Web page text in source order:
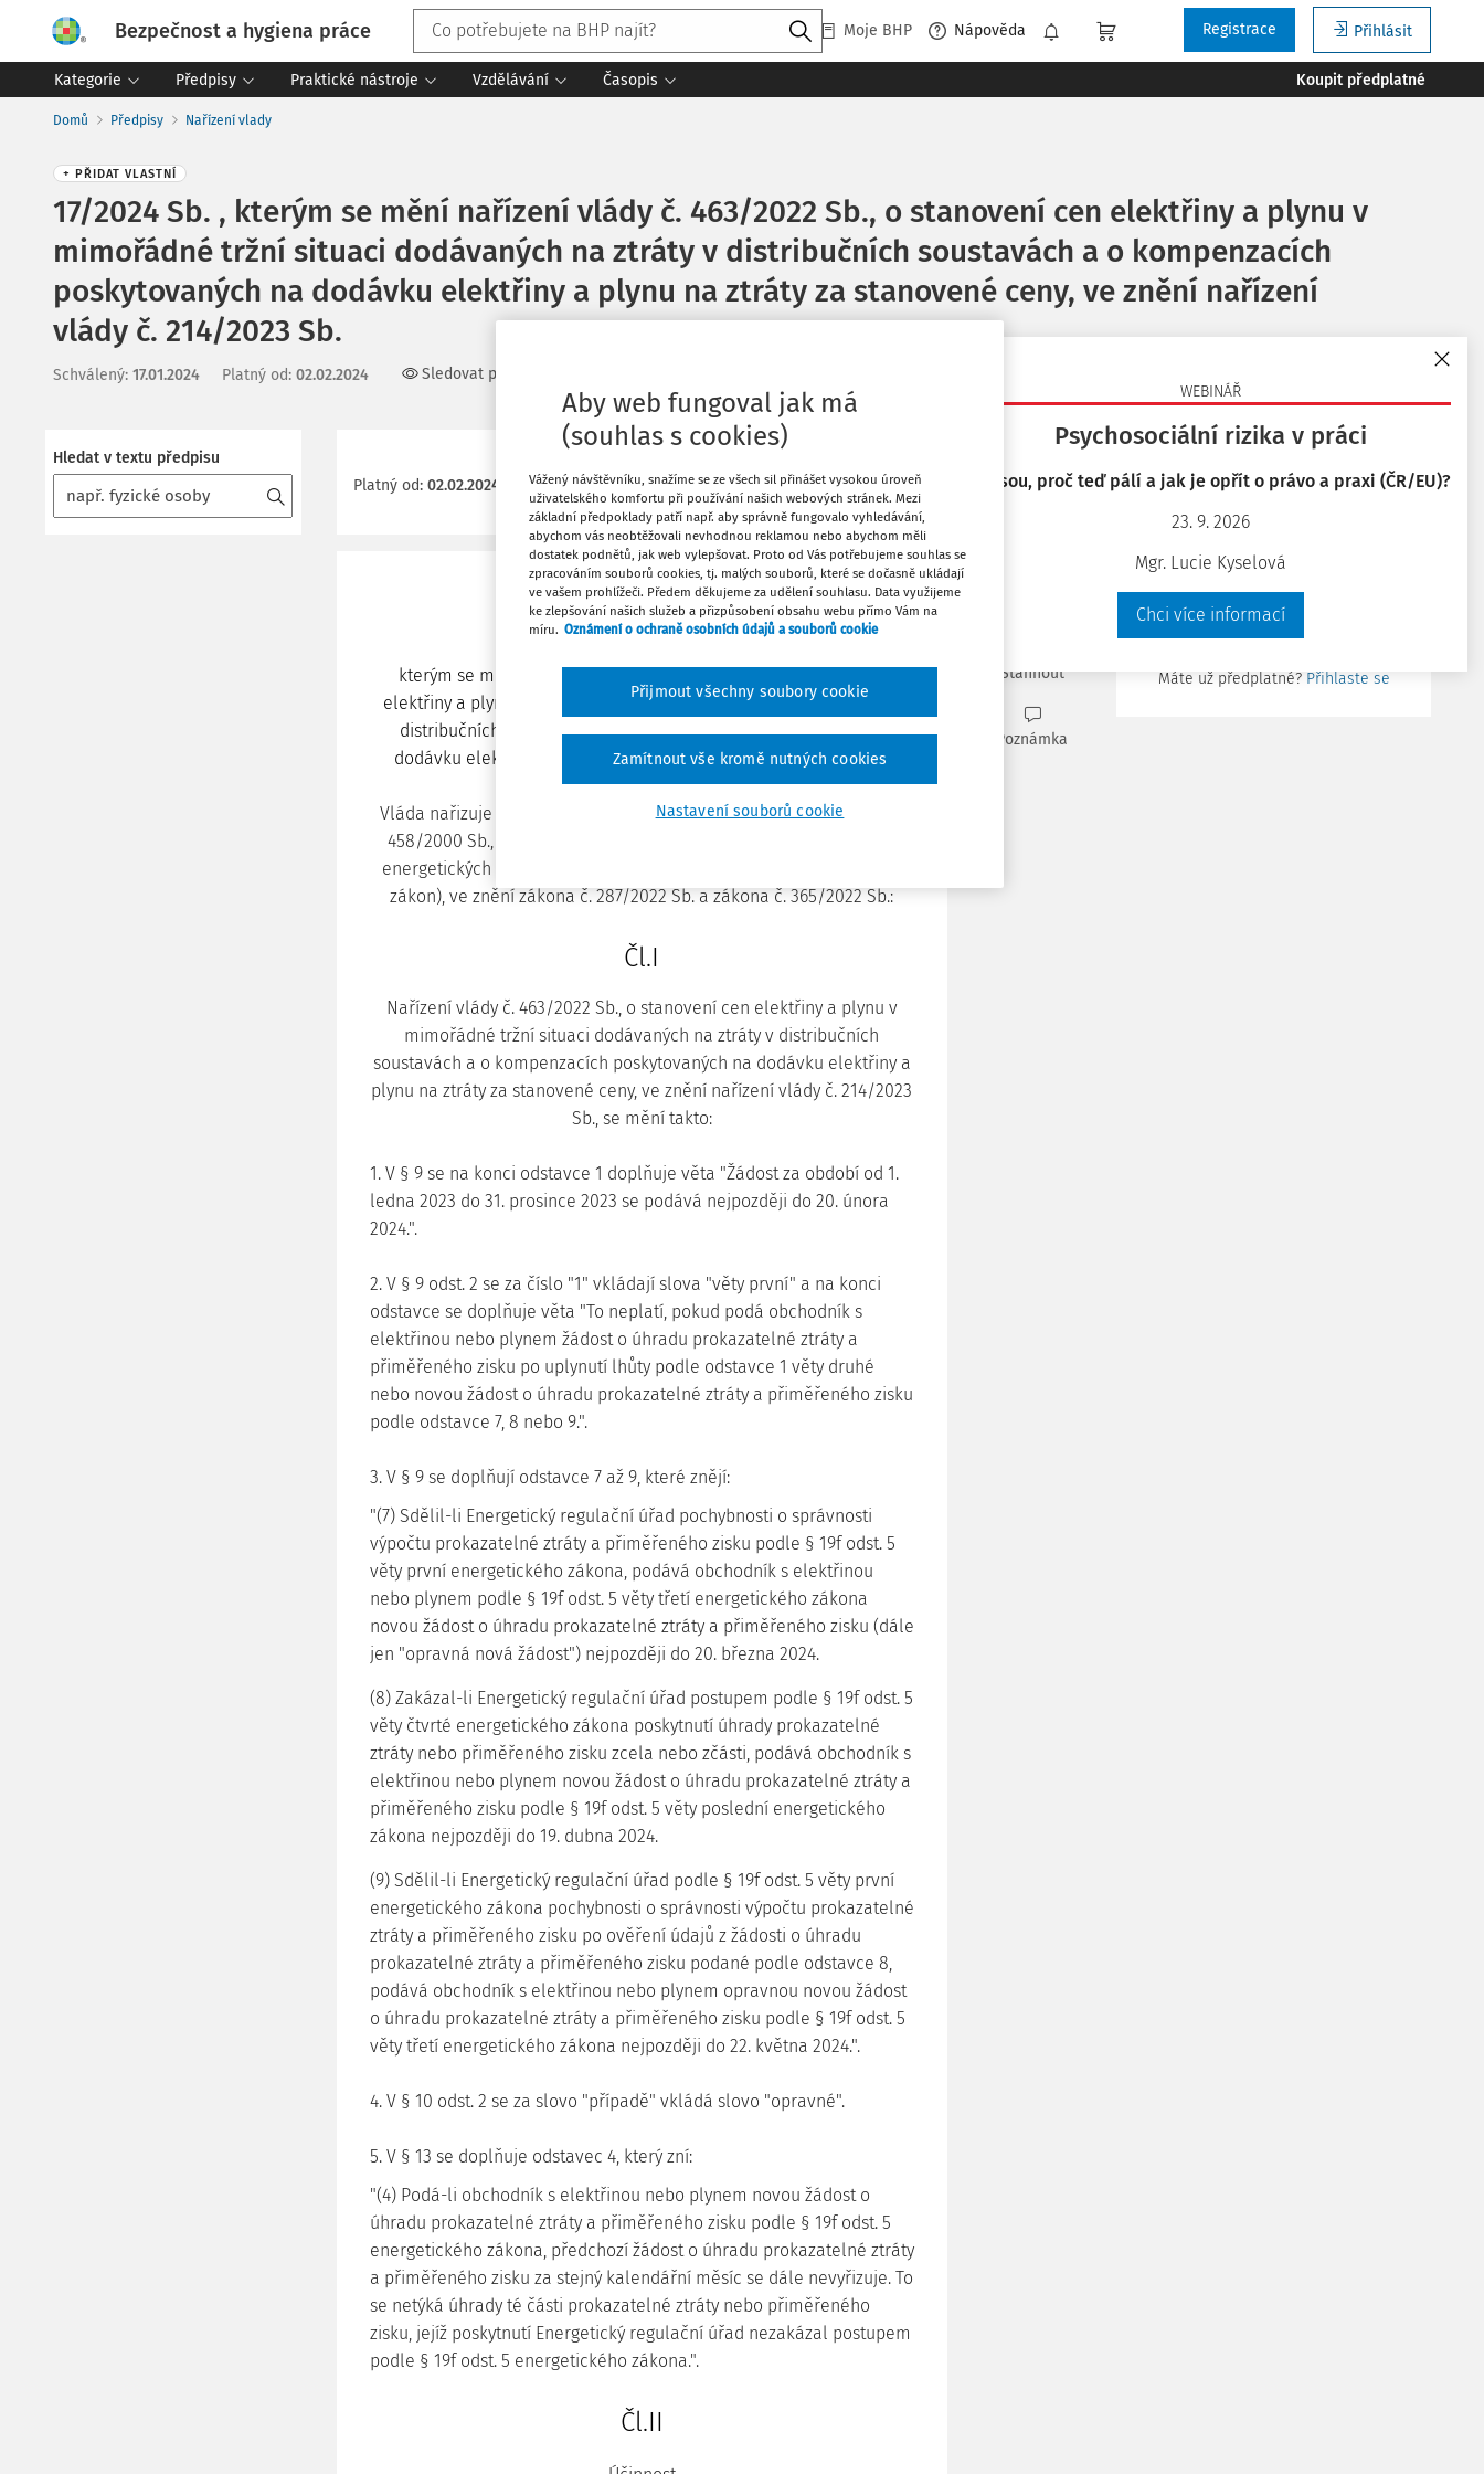
Bezpečnost a hygiena práce Moje BHP Nápověda Přihlásit
Registrace
Kategorie Předpisy Praktické nástroje Vzdělávání Časopis Koupit předplatné
WEBINÁŘ
Psychosociální rizika v práci
Co jsou, proč teď pálí a jak je opřít o právo a praxi (ČR/EU)?
23. 9. 2026
Mgr. Lucie Kyselová
Chci více informací
Domů Předpisy Nařízení vlady
+ PŘIDAT VLASTNÍ
17/2024 Sb. , kterým se mění nařízení vlády č. 463/2022 Sb., o stanovení cen elektřiny a plynu v
mimořádné tržní situaci dodávaných na ztráty v distribučních soustavách a o kompenzacích
poskytovaných na dodávku elektřiny a plynu na ztráty za stanovené ceny, ve znění nařízení
vlády č. 214/2023 Sb.
Schválený: 17.01.2024 Platný od: 02.02.2024 Sledovat předpis
Hledat v textu předpisu
Platný od: 02.02.2024
17/2024 Sb.
NAŘÍZENÍ VLÁDY
kterým se mění nařízení vlády č. 463/2022 Sb., o stanovení cen
elektřiny a plynu v mimořádné tržní situaci dodávaných na ztráty v
distribučních soustavách a o kompenzacích poskytovaných na
dodávku elektřiny a plynu na ztráty za stanovené ceny, ve znění
nařízení vlády č. 214/2023 Sb.
Vláda nařizuje k provedení § 19d odst. 1 a 4 a § 19f odst. 8 zákona č.
458/2000 Sb., o podmínkách podnikání a o výkonu státní správy v
energetických odvětvích a o změně některých zákonů (energetický
zákon), ve znění zákona č. 287/2022 Sb. a zákona č. 365/2022 Sb.:
Čl.I
Nařízení vlády č. 463/2022 Sb., o stanovení cen elektřiny a plynu v
mimořádné tržní situaci dodávaných na ztráty v distribučních
soustavách a o kompenzacích poskytovaných na dodávku elektřiny a
plynu na ztráty za stanovené ceny, ve znění nařízení vlády č. 214/2023
Sb., se mění takto:
1. V § 9 se na konci odstavce 1 doplňuje věta "Žádost za období od 1.
ledna 2023 do 31. prosince 2023 se podává nejpozději do 20. února
2024.".
2. V § 9 odst. 2 se za číslo "1" vkládají slova "věty první" a na konci
odstavce se doplňuje věta "To neplatí, pokud podá obchodník s
elektřinou nebo plynem žádost o úhradu prokazatelné ztráty a
přiměřeného zisku po uplynutí lhůty podle odstavce 1 věty druhé
nebo novou žádost o úhradu prokazatelné ztráty a přiměřeného zisku
podle odstavce 7, 8 nebo 9.".
3. V § 9 se doplňují odstavce 7 až 9, které znějí:
"(7) Sdělil-li Energetický regulační úřad pochybnosti o správnosti
výpočtu prokazatelné ztráty a přiměřeného zisku podle § 19f odst. 5
věty první energetického zákona, podává obchodník s elektřinou
nebo plynem podle § 19f odst. 5 věty třetí energetického zákona
novou žádost o úhradu prokazatelné ztráty a přiměřeného zisku (dále
jen "opravná nová žádost") nejpozději do 20. března 2024.
(8) Zakázal-li Energetický regulační úřad postupem podle § 19f odst. 5
věty čtvrté energetického zákona poskytnutí úhrady prokazatelné
ztráty nebo přiměřeného zisku zcela nebo zčásti, podává obchodník s
elektřinou nebo plynem novou žádost o úhradu prokazatelné ztráty a
přiměřeného zisku podle § 19f odst. 5 věty poslední energetického
zákona nejpozději do 19. dubna 2024.
(9) Sdělil-li Energetický regulační úřad podle § 19f odst. 5 věty první
energetického zákona pochybnosti o správnosti výpočtu prokazatelné
ztráty a přiměřeného zisku po ověření údajů z žádosti o úhradu
prokazatelné ztráty a přiměřeného zisku podané podle odstavce 8,
podává obchodník s elektřinou nebo plynem opravnou novou žádost
o úhradu prokazatelné ztráty a přiměřeného zisku podle § 19f odst. 5
věty třetí energetického zákona nejpozději do 22. května 2024.".
4. V § 10 odst. 2 se za slovo "případě" vkládá slovo "opravné".
5. V § 13 se doplňuje odstavec 4, který zní:
"(4) Podá-li obchodník s elektřinou nebo plynem novou žádost o
úhradu prokazatelné ztráty a přiměřeného zisku podle § 19f odst. 5
energetického zákona, předchozí žádost o úhradu prokazatelné ztráty
a přiměřeného zisku za stejný kalendářní měsíc se dále nevyřizuje. To
se netýká úhrady té části prokazatelné ztráty nebo přiměřeného
zisku, jejíž poskytnutí Energetický regulační úřad nezakázal postupem
podle § 19f odst. 5 energetického zákona.".
Čl.II
Tisknout
Stáhnout
Poznámka
Vyzkoušejte aplikaci
Bezpečnost a hygiena
na 14 dní zdarma.
Chci přístup zdarma
Máte už předplatné? Přihlaste se
Aby web fungoval jak má
(souhlas s cookies)
Vážený návštěvníku, snažíme se ze všech sil přinášet vysokou úroveň
uživatelského komfortu při používání našich webových stránek. Mezi
základní předpoklady patří např. aby správně fungovalo vyhledávání,
abychom vás neobtěžovali nevhodnou reklamou nebo abychom měli
dostatek podnětů, jak web vylepšovat. Proto od Vás potřebujeme souhlas se
zpracováním souborů cookies, tj. malých souborů, které se dočasně ukládají
ve vašem prohlížeči. Předem děkujeme za udělení souhlasu. Data využijeme
ke zlepšování našich služeb a přizpůsobení obsahu webu přímo Vám na
míru. Oznámení o ochraně osobních údajů a souborů cookie
Nastavení souborů cookie
Zamítnout vše kromě nutných cookies
Přijmout všechny soubory cookie